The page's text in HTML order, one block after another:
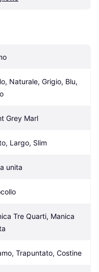
Naturale, Grigio, Blu,
Grey Marl
Largo, Slim
unita
Tre Quarti, Manica
Trapuntato, Costine